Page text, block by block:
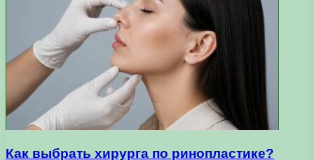
Как выбрать хирурга по ринопластике?